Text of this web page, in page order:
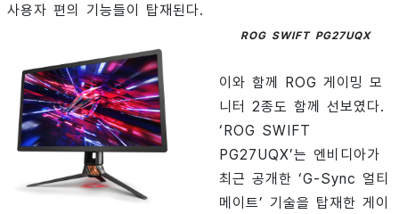
사용자 편의 기능들이 탑재된다.
ROG SWIFT PG27UQX
이와 함께 ROG 게이밍 모
니터 2종도 함께 선보였다.
‘ROG SWIFT
PG27UQX’는 엔비디아가
최근 공개한 ‘G-Sync 얼티
메이트’ 기술을 탑재한 게이